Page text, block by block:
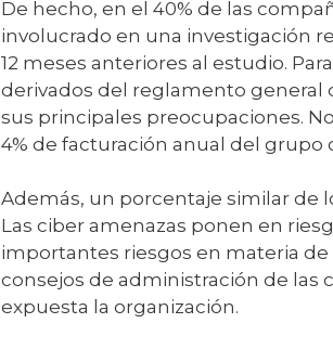
De hecho, en el 40% de las
involucrado en una investigación
12 meses anteriores al estudio.
derivados del reglamento general
sus principales preocupaciones.
4% de facturación anual del grupo
Además, un porcentaje similar de
Las ciber amenazas ponen en
importantes riesgos en materia de
consejos de administración de las
expuesta la organización.